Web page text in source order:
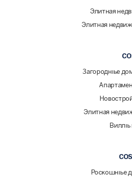
Элитная
Элитная
Загородные
Элитная
Виллы
Роскошные